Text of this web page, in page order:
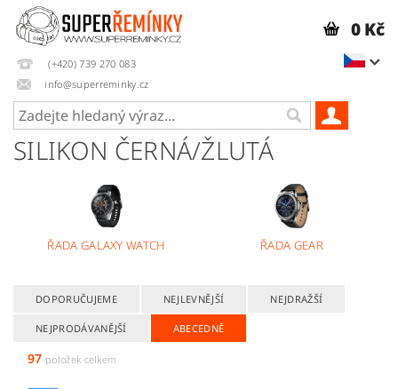
(+420) 739 270 083
info@superreminky.cz
0 Kč
SILIKON ČERNÁ/ŽLUTÁ
ŘADA GALAXY WATCH ŘADA GEAR
DOPORUČUJEME NEJLEVNĚJŠÍ NEJDRAŽŠÍ
NEJPRODÁVANĚJŠÍ ABECEDNĚ
97 položek celkem